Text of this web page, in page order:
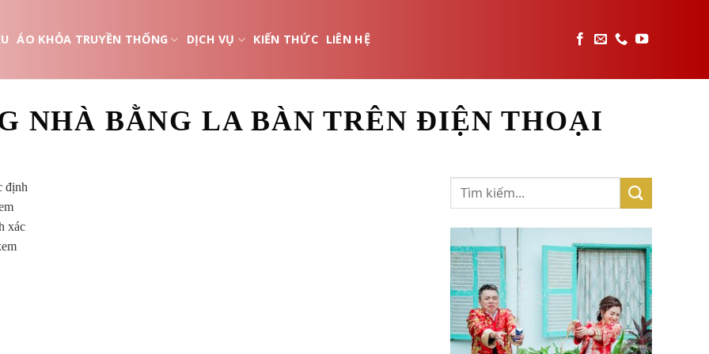
ÁO KHỎA TRUYỀN THỐNG DỊCH VỤ KIẾN THỨC LIÊN HỆ
NHÀ BẰNG LA BÀN TRÊN ĐIỆN THOẠI